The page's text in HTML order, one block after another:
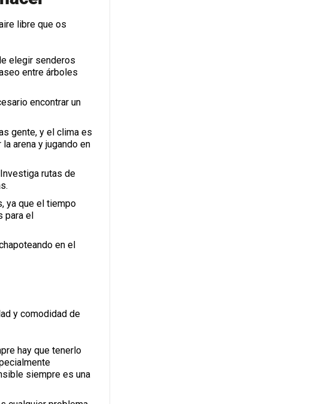
libre que os
elegir senderos
entre árboles
encontrar un
gente, y el clima es
arena y jugando en
rutas de
ya que el tiempo
para el
en el
y comodidad de
hay que tenerlo
siempre es una